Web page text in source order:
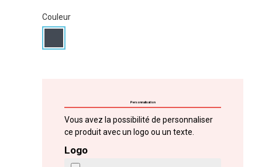
Couleur
Personnalisation
Vous avez la possibilité de personnaliser
ce produit avec un logo ou un texte.
Logo